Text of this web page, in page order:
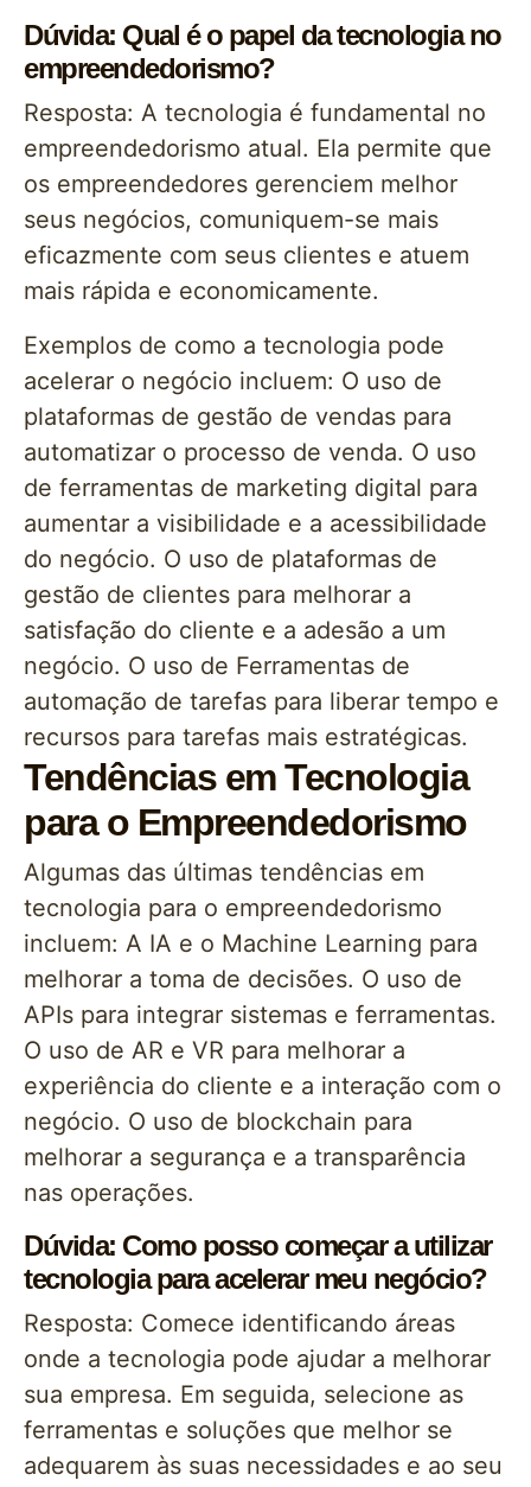
Dúvida: Qual é o papel da tecnologia no
empreendedorismo?
Resposta: A tecnologia é fundamental no
empreendedorismo atual. Ela permite que
os empreendedores gerenciem melhor
seus negócios, comuniquem-se mais
eficazmente com seus clientes e atuem
mais rápida e economicamente.
Exemplos de como a tecnologia pode
acelerar o negócio incluem: O uso de
plataformas de gestão de vendas para
automatizar o processo de venda. O uso
de ferramentas de marketing digital para
aumentar a visibilidade e a acessibilidade
do negócio. O uso de plataformas de
gestão de clientes para melhorar a
satisfação do cliente e a adesão a um
negócio. O uso de Ferramentas de
automação de tarefas para liberar tempo e
recursos para tarefas mais estratégicas.
Tendências em Tecnologia
para o Empreendedorismo
Algumas das últimas tendências em
tecnologia para o empreendedorismo
incluem: A IA e o Machine Learning para
melhorar a toma de decisões. O uso de
APIs para integrar sistemas e ferramentas.
O uso de AR e VR para melhorar a
experiência do cliente e a interação com o
negócio. O uso de blockchain para
melhorar a segurança e a transparência
nas operações.
Dúvida: Como posso começar a utilizar
tecnologia para acelerar meu negócio?
Resposta: Comece identificando áreas
onde a tecnologia pode ajudar a melhorar
sua empresa. Em seguida, selecione as
ferramentas e soluções que melhor se
adequarem às suas necessidades e ao seu